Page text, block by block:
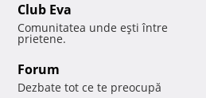
Club Eva
Comunitatea unde eşti între
prietene.
Forum
Dezbate tot ce te preocupă